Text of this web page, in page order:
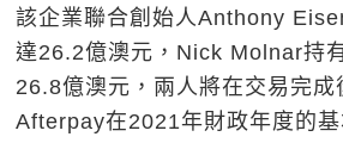
該企業聯合創始人Anthony
達26.2億澳元，Nick Molnar持
26.8億澳元，兩人將在交易完成
Afterpay在2021年財政年度的